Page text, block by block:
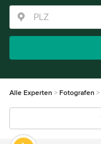
Alle Experten Fotografen